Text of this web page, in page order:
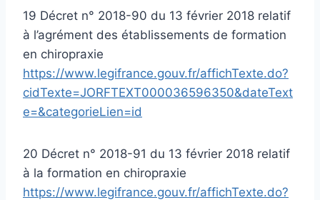
19 Décret n° 2018-90 du 13 février 2018 relatif
à l’agrément des établissements de formation
en chiropraxie
https://www.legifrance.gouv.fr/affichTexte.do?
cidTexte=JORFTEXT000036596350&dateText
e=&categorieLien=id
20 Décret n° 2018-91 du 13 février 2018 relatif
à la formation en chiropraxie
https://www.legifrance.gouv.fr/affichTexte.do?